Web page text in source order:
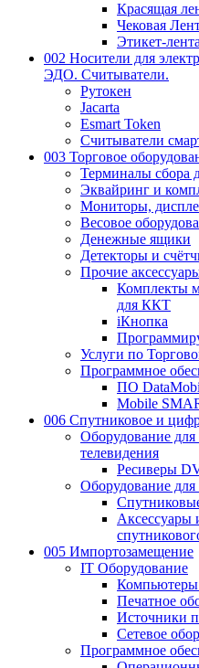
Красящая
Чековая
Этикет-
002 Носители для
ЭДО. Считыватели.
Рутокен
Jacarta
Esmart Token
Считыватели
003 Торговое
Терминалы сбора
Эквайринг и
Мониторы,
Весовое
Денежные ящики
Детекторы и
Прочие
Комплекты
для ККТ
iКнопка
Услуги по
Программное
ПО
Mobile
006 Спутниковое и
Оборудование
телевидения
Ресиверы
Оборудование для
Аксессуары
005 Импортозамещение
IT Оборудование
Компьютеры
Печатное
Источники
Сетевое
Программное